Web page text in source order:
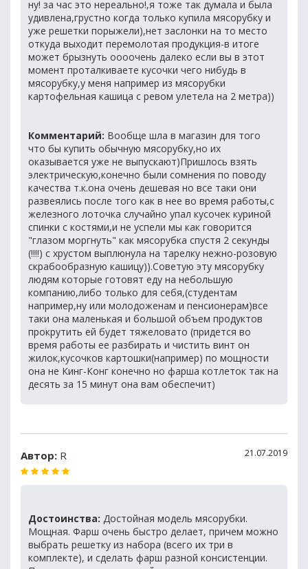
ну! за час это нереально!,я тоже так думала и была
удивлена,грустно когда только купила мясорубку и
уже решетки порыжели),нет заслонки на то место
откуда выходит перемолотая продукция-в итоге
может брызнуть оооочень далеко если вы в этот
момент проталкиваете кусочки чего нибудь в
мясорубку,у меня например из мясорубки
картофельная кашица с ревом улетела на 2 метра))
Комментарий: Вообще шла в магазин для того
что бы купить обычную мясорубку,но их
оказывается уже не выпускают)Пришлось взять
электрическую,конечно были сомнения по поводу
качества т.к.она очень дешевая но все таки они
развеялись после того как в нее во время работы,с
железного лоточка случайно упал кусочек куриной
спинки с костями,и не успели мы как говорится
"глазом моргнуть" как мясорубка спустя 2 секунды
(!!!!) с хрустом выплюнула на тарелку нежно-розовую
скрабообразную кашицу)).Советую эту мясорубку
людям которые готовят еду на небольшую
компанию,либо только для себя,(студентам
например,ну или молодоженам и пенсионерам)все
таки она маленькая и большой объем продуктов
прокрутить ей будет тяжеловато (придется во
время работы ее разбирать и чистить винт он
жилок,кусочков картошки(например) по мощности
она не Кинг-Конг конечно но фарша котлеток так на
десять за 15 минут она вам обеспечит)
Автор: R 21.07.2019
Достоинства: Достойная модель мясорубки.
Мощная. Фарш очень быстро делает, причем можно
выбрать решетку из набора (всего их три в
комплекте), и сделать фарш разной консистенции.